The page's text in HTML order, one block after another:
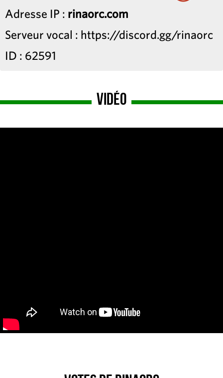
Adresse IP : rinaorc.com
Serveur vocal : https://discord.gg/rinaorc
ID : 62591
Vidéo